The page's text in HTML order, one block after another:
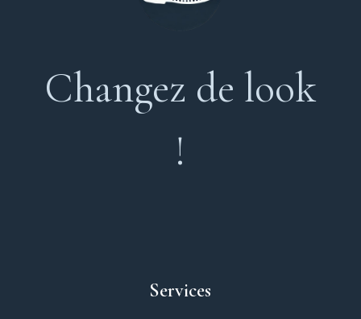
Changez de look
!
Services